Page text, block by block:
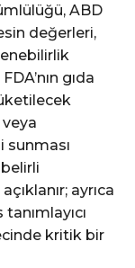
ABD
değerleri,
gıda
veya
sunması
ayrıca
kritik bir